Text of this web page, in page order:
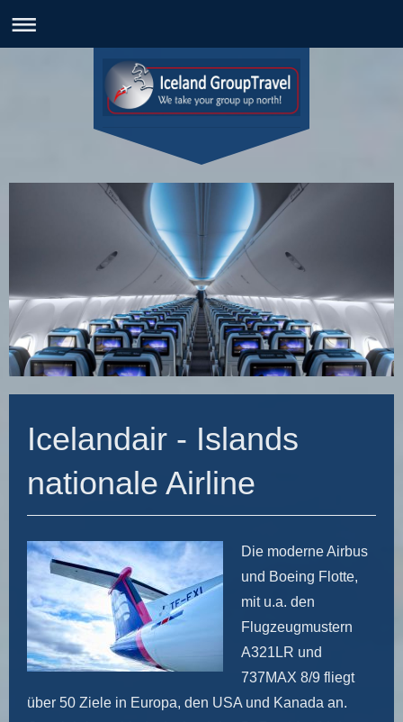
Icelandair - Islands
nationale Airline
Die moderne Airbus
und Boeing Flotte,
mit u.a. den
Flugzeugmustern
A321LR und
737MAX 8/9 fliegt
über 50 Ziele in Europa, den USA und Kanada an.